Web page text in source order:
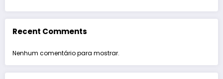
Recent Comments
Nenhum comentário para mostrar.